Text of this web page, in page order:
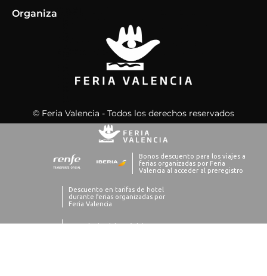
Organiza
© Feria Valencia - Todos los derechos reservados